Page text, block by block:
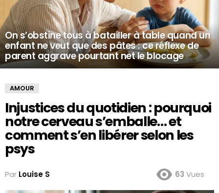
On s’obstine tous à batailler à table quand un
enfant ne veut que des pâtes : ce réflexe de
parent aggrave pourtant net le blocage
AMOUR
Injustices du quotidien : pourquoi
notre cerveau s’emballe… et
comment s’en libérer selon les
psys
Par Louise S 63 Vues